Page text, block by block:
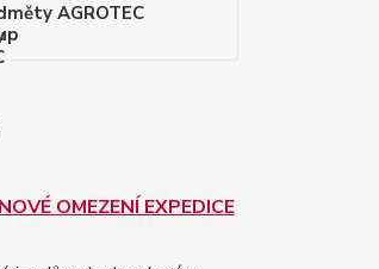
AGROTEC
OMEZENÍ EXPEDICE